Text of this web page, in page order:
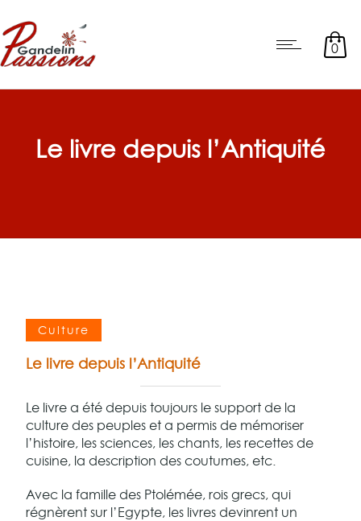
0
Le livre depuis l’Antiquité
Culture
Le livre depuis l’Antiquité
Le livre a été depuis toujours le support de la
culture des peuples et a permis de mémoriser
l’histoire, les sciences, les chants, les recettes de
cuisine, la description des coutumes, etc.
Avec la famille des Ptolémée, rois grecs, qui
régnèrent sur l’Egypte, les livres devinrent un